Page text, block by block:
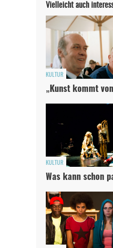
Vielleicht auch
KULTUR
„Kunst kommt
KULTUR
Was kann schon